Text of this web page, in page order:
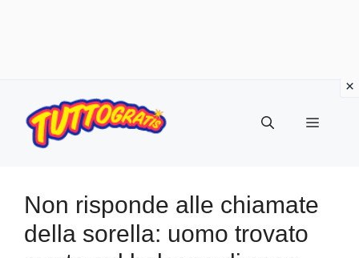
contenuto
Menu
Non risponde alle chiamate
della sorella: uomo trovato